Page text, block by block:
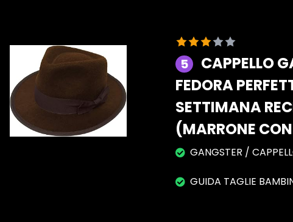
5
CAPPELLO
FEDORA
SETTIMANA
(MARRONE
GANGSTER /
GUIDA TAGLIE